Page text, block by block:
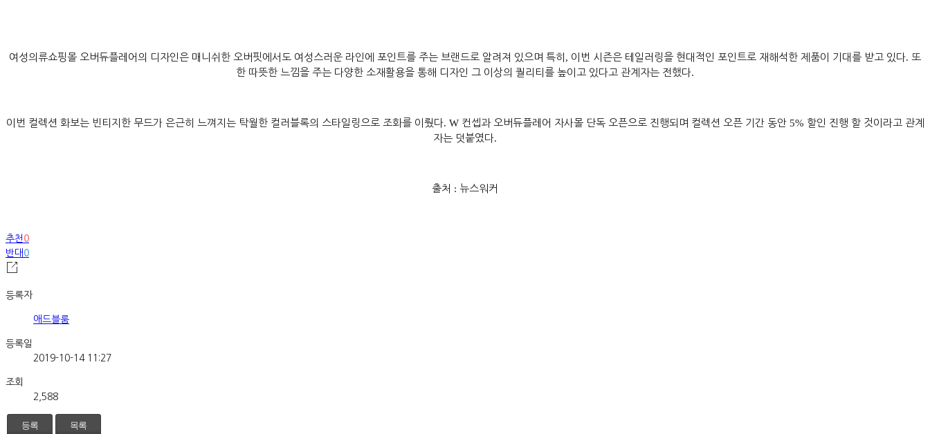
여성의류쇼핑몰 오버듀플레어의 디자인은 매니쉬한 오버핏에서도 여성스러운 라인에 포인트를 주는 브랜드로 알려져 있으며 특히 , 이번 시즌은 테일러링을 현대적인 포인트로 재해석한 제품이 기대를 받고 있다. 또
한 따뜻한 느낌을 주는 다양한 소재활용을 통해 디자인 그 이상의 퀄리티를 높이고 있다고 관계자는 전했다.
이번 컬렉션 화보는 빈티지한 무드가 은근히 느껴지는 탁월한 컬러블록의 스타일링으로 조화를 이뤘다. W 컨셉과 오버듀플레어 자사몰 단독 오픈으로 진행되며 컬렉션 오픈 기간 동안 5% 할인 진행 할 것이라고 관계
자는 덧붙였다.
출처 : 뉴스워커
추천 0
반대 0
등록자
애드블룸
등록일
2019-10-14 11:27
조회
2,588
등록 목록